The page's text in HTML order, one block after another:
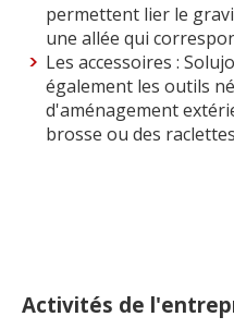
permettent lier le
une allée qui
Les accessoires :
également les outils
d'aménagement
brosse ou des
Activités de